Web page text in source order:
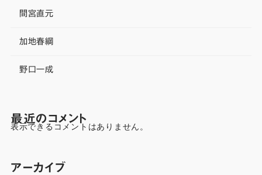
間宮直元
加地春綱
野口一成
最近のコメント
表示できるコメントはありません。
アーカイブ